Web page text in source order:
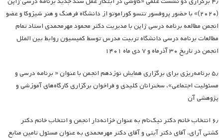
(۲۰۲۰)» با حضور پروفسور تتسو کوراموتو از دانشگاه فرهنگ و هنر شیزوکا و عضو
انجمن مطالعه برنامه درسی ژاپن با مدیریت دکتر محمود مهرمحمدی استاد تمام
مطالعات برنامه درسی دانشگاه تربیت مدرس توسط کمیسیون روابط بین الملل
انجمن در تاریخ ۳۰ آذرماه و ۷ دی ماه ۱۴۰۱
۵٫ برنامه‌ریزی برای برگزاری همایش نوزدهم انجمن با عنوان « برنامه درسی و
مسئولیت اجتماعی»، سخنرانان کلیدی و فراخوان برگزاری کارگاه‌های آموزشی و
پژوهشی آن
۶٫ انتخاب خانم دکتر نیک‌نام به عنوان خزانه‌دار انجمن و انتخاب خانم دکتر
کشتی آرای، آقای دکتر آیتی و آقای دکتر مهرمحمدی به عنوان مسئول تامین منابع